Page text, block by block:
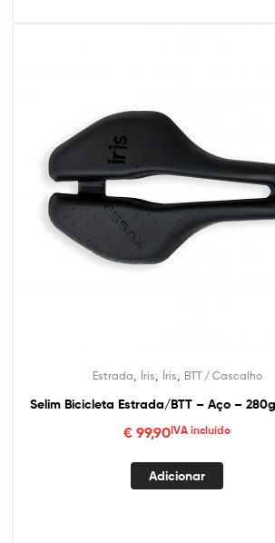
Estrada Íris Íris BTT / Cascalho
Selim Bicicleta Estrada/BTT – Aço –
€ 99,90IVA incluído
Adicionar